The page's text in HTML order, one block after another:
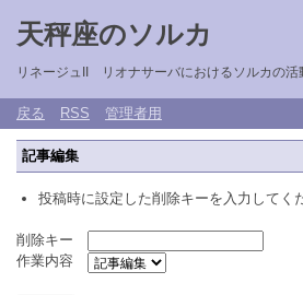
天秤座のソルカ
リネージュII リオナサーバにおけるソルカの活
戻る RSS 管理者用
記事編集
投稿時に設定した削除キーを入力してく
削除キー
作業内容